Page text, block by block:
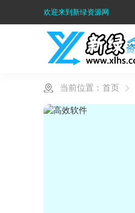
欢迎来到新绿资源网
当前位置： 首页